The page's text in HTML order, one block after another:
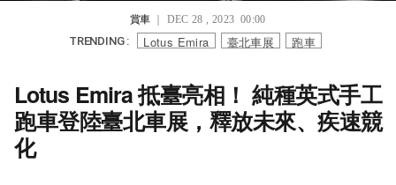
賞車｜ DEC 28 , 2023 00:00
TRENDING : Lotus Emira 臺北車展 跑車
Lotus Emira 抵臺亮相！ 純種英式手工
跑車登陸臺北車展，釋放未來、疾速競
化